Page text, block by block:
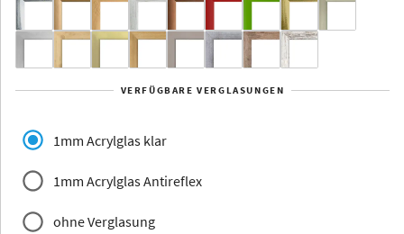
Yukon Alaska
Jersey Dauphine
VERFÜGBARE VERGLASUNGEN
1mm Acrylglas klar
1mm Acrylglas Antireflex
ohne Verglasung